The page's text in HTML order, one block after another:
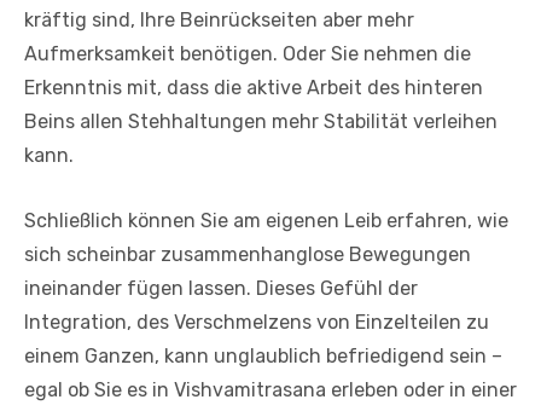
kräftig sind, Ihre Beinrückseiten aber mehr
Aufmerksamkeit benötigen. Oder Sie nehmen die
Erkenntnis mit, dass die aktive Arbeit des hinteren
Beins allen Stehhaltungen mehr Stabilität verleihen
kann.
Schließlich können Sie am eigenen Leib erfahren, wie
sich scheinbar zusammenhanglose Bewegungen
ineinander fügen lassen. Dieses Gefühl der
Integration, des Verschmelzens von Einzelteilen zu
einem Ganzen, kann unglaublich befriedigend sein –
egal ob Sie es in Vishvamitrasana erleben oder in einer